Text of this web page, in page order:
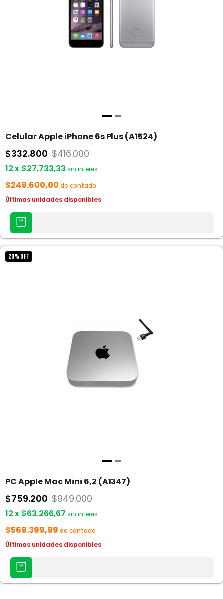
Celular Apple iPhone 6s Plus (A1524)
$332.800 $416.000
12x $27.733,33 sin interés
$249.600,00 de contado
Últimas unidades disponibles
AGREGAR
CARRITO
20%OFF
PC Apple Mac Mini 6,2 (A1347)
$759.200 $949.000
12x $63.266,67 sin interés
$569.399,99 de contado
Últimas unidades disponibles
AGREGAR
CARRITO